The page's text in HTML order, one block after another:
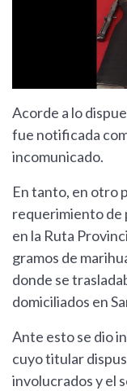
Acorde a lo
fue notificada
incomunicado.
En tanto, en otro
requerimiento de
en la Ruta
gramos de
donde se
domiciliados en
Ante esto se dio
cuyo titular
involucrados y el